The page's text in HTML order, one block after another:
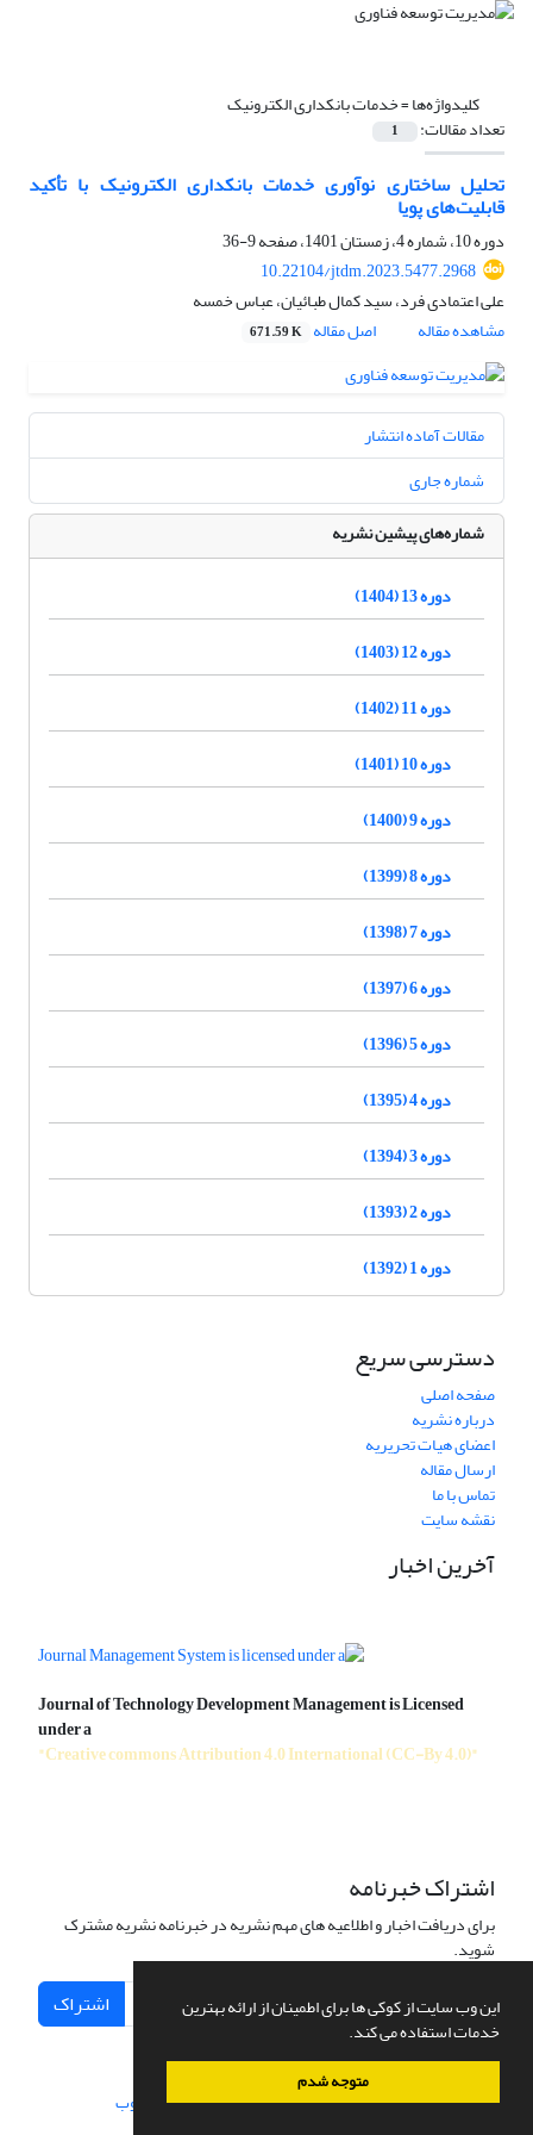
این وب سایت از کوکی ها برای اطمینان از ارائه بهترین
خدمات استفاده می کند.
متوجه شدم
کلیدواژه‌ها =خدمات بانکداری الکترونیک
تعداد مقالات: 1
تحلیل ساختاری نوآوری خدمات بانکداری الکترونیک با تأکید
قابلیت‌‌های پویا
دوره 10، شماره 4، زمستان 1401، صفحه
9-36
10.22104/jtdm.2023.5477.2968
علی اعتمادی فرد، سید کمال طبائیان، عباس خمسه
مشاهده مقاله
اصل مقاله 671.59 K
مقالات آماده انتشار
شماره جاری
شماره‌های پیشین نشریه
دوره 13 (1404)
دوره 12 (1403)
دوره 11 (1402)
دوره 10 (1401)
دوره 9 (1400)
دوره 8 (1399)
دوره 7 (1398)
دوره 6 (1397)
دوره 5 (1396)
دوره 4 (1395)
دوره 3 (1394)
دوره 2 (1393)
دوره 1 (1392)
دسترسی سریع
صفحه اصلی
درباره نشریه
اعضای هیات تحریریه
ارسال مقاله
تماس با ما
نقشه سایت
آخرین اخبار
Journal of Technology Development Management is Licensed
under a
"Creative commons Attribution 4.0 International (CC-By 4.0)"
اشتراک خبرنامه
برای دریافت اخبار و اطلاعیه های مهم نشریه در خبرنامه نشریه مشترک
شوید.
اشتراک
سامانه مدیریت نشریات علمی.طراحی و پیاده سازی از سیناوب